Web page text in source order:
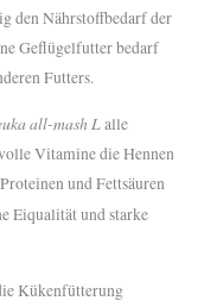
den Nährstoffbedarf der
Geflügelfutter bedarf
Futters.
all-mash Lalle
Vitamine die Hennen
und Fettsäuren
Eiqualität und starke
Kükenfütterung